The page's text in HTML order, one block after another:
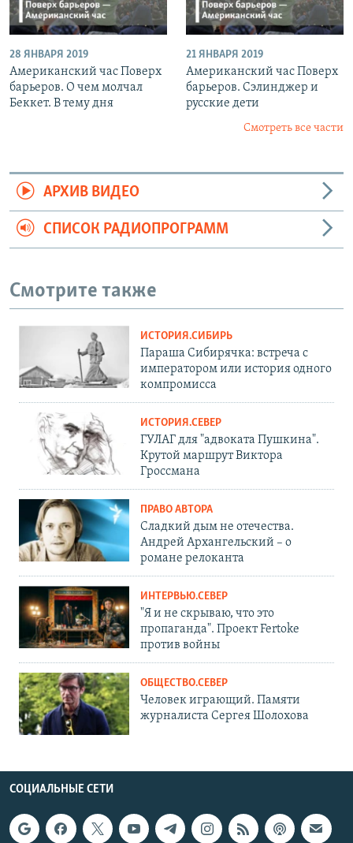
28 ЯНВАРЯ 2019
Американский час Поверх
барьеров. О чем молчал
Беккет. В тему дня
21 ЯНВАРЯ 2019
Американский час Поверх
барьеров. Сэлинджер и
русские дети
Смотреть все части
АРХИВ ВИДЕО
СПИСОК РАДИОПРОГРАММ
Смотрите также
ИСТОРИЯ.СИБИРЬ
Параша Сибирячка: встреча с
императором или история одного
компромисса
ИСТОРИЯ.СЕВЕР
ГУЛАГ для "адвоката Пушкина".
Крутой маршрут Виктора
Гроссмана
ПРАВО АВТОРА
Сладкий дым не отечества.
Андрей Архангельский – о
романе релоканта
ИНТЕРВЬЮ.СЕВЕР
"Я и не скрываю, что это
пропаганда". Проект Fertoke
против войны
ОБЩЕСТВО.СЕВЕР
Человек играющий. Памяти
журналиста Сергея Шолохова
СОЦИАЛЬНЫЕ СЕТИ